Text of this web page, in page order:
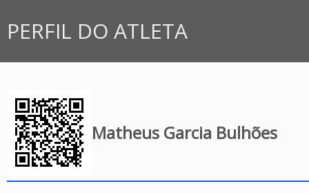
PERFIL DO ATLETA
Matheus Garcia Bulhões